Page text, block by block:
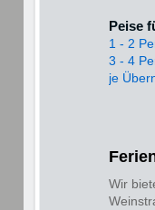
Peise
1 - 2
3 - 4
je
Wir